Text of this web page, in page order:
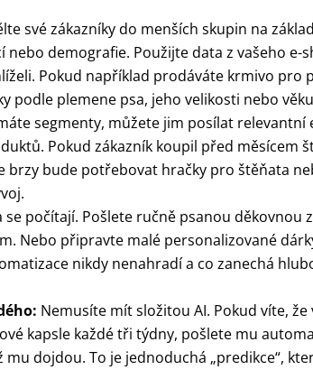
své zákazníky do menších skupin na
demografie. Použijte data z vašeho e-
Pokud například prodáváte krmivo pro
podle plemene psa, jeho velikosti nebo
segmenty, můžete jim posílat relevantní
Pokud zákazník koupil před měsícem
brzy bude potřebovat hračky pro štěňata
se počítají. Pošlete ručně psanou děkovnou
Nebo připravte malé personalizované
nikdy nenahradí a co zanechá
Nemusíte mít složitou AI. Pokud víte, že
kapsle každé tři týdny, pošlete mu
dojdou. To je jednoduchá „predikce“,